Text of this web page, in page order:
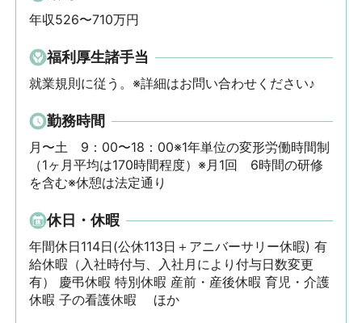
年収526〜710万円
福利厚生諸手当
就業規則に従う。※詳細はお問い合わせください♪
勤務時間
月〜土　9：00〜18：00※1年単位の変形労働時間制
（1ヶ月平均は170時間程度）※月1回　6時間の研修
を含む※休憩は法定通り
休日・休暇
年間休日114日(公休113日＋アニバーサリー休暇) 有
給休暇（入社時付与、入社月により付与日数変更
有） 慶弔休暇 特別休暇 産前・産後休暇 育児・介護
休暇 子の看護休暇 　ほか